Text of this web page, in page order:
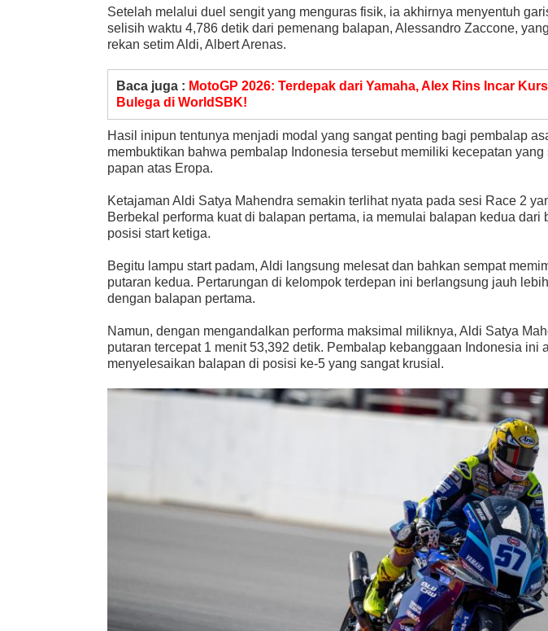
Setelah melalui duel sengit yang menguras fisik, ia akhirnya menyentuh
selisih waktu 4,786 detik dari pemenang balapan, Alessandro Zaccone,
rekan setim Aldi, Albert Arenas.
Baca juga : MotoGP 2026: Terdepak dari Yamaha, Alex Rins Incar
Bulega di WorldSBK!
Hasil inipun tentunya menjadi modal yang sangat penting bagi pembalap
membuktikan bahwa pembalap Indonesia tersebut memiliki kecepatan
papan atas Eropa.
Ketajaman Aldi Satya Mahendra semakin terlihat nyata pada sesi Race 2
Berbekal performa kuat di balapan pertama, ia memulai balapan kedua dari
posisi start ketiga.
Begitu lampu start padam, Aldi langsung melesat dan bahkan sempat
putaran kedua. Pertarungan di kelompok terdepan ini berlangsung jauh
dengan balapan pertama.
Namun, dengan mengandalkan performa maksimal miliknya, Aldi Satya
putaran tercepat 1 menit 53,392 detik. Pembalap kebanggaan Indonesia ini
menyelesaikan balapan di posisi ke-5 yang sangat krusial.